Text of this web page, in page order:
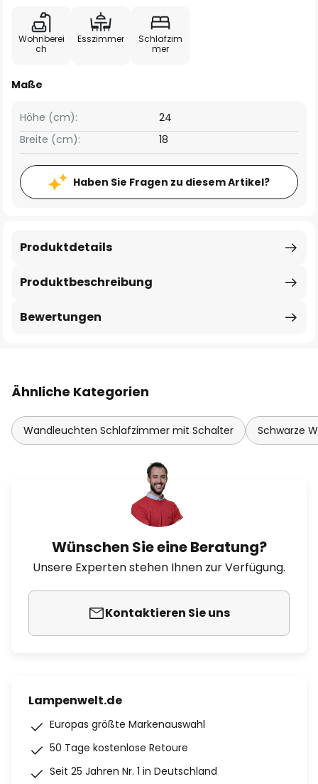
Wohnberei
ch
Esszimmer
Schlafzim
mer
Maße
Breite (cm): 18
Höhe (cm): 24
Haben Sie Fragen zu diesem Artikel?
Produktbeschreibung
Produktdetails
Bewertungen
Ähnliche Kategorien
Wandleuchten Schlafzimmer mit Schalter Schwarze
Wünschen Sie eine Beratung?
Unsere Experten stehen Ihnen zur Verfügung.
Kontaktieren Sie uns
Lampenwelt.de
Europas größte Markenauswahl
50 Tage kostenlose Retoure
Seit 25 Jahren Nr. 1 in Deutschland